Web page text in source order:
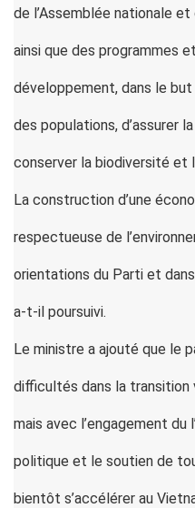
de l’Assemblée nationale
ainsi que des programmes
développement, dans le
des populations, d’assurer
conserver la biodiversité et
La construction d’une
respectueuse de
orientations du Parti et
a-t-il poursuivi.
Le ministre a ajouté que le
difficultés dans la transition
mais avec l’engagement du
politique et le soutien de
bientôt s’accélérer au